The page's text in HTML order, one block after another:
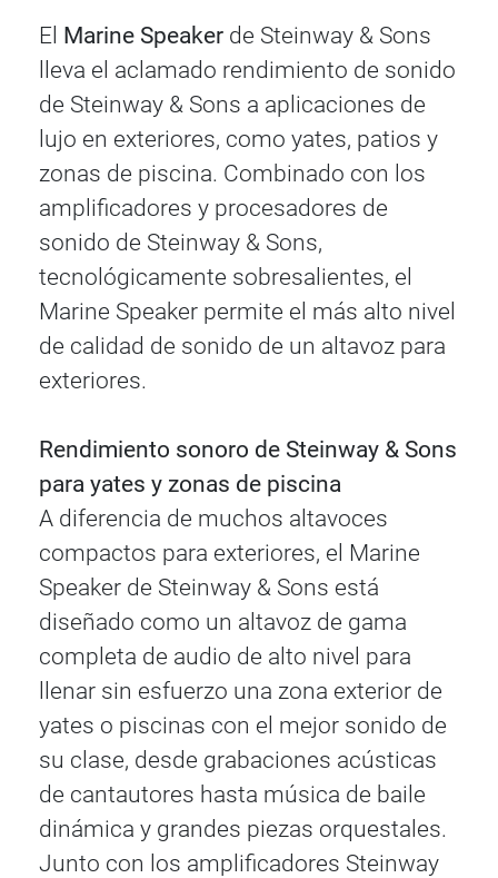
El Marine Speaker de Steinway & Sons
lleva el aclamado rendimiento de sonido
de Steinway & Sons a aplicaciones de
lujo en exteriores, como yates, patios y
zonas de piscina. Combinado con los
amplificadores y procesadores de
sonido de Steinway & Sons,
tecnológicamente sobresalientes, el
Marine Speaker permite el más alto nivel
de calidad de sonido de un altavoz para
exteriores.
Rendimiento sonoro de Steinway & Sons
para yates y zonas de piscina
A diferencia de muchos altavoces
compactos para exteriores, el Marine
Speaker de Steinway & Sons está
diseñado como un altavoz de gama
completa de audio de alto nivel para
llenar sin esfuerzo una zona exterior de
yates o piscinas con el mejor sonido de
su clase, desde grabaciones acústicas
de cantautores hasta música de baile
dinámica y grandes piezas orquestales.
Junto con los amplificadores Steinway